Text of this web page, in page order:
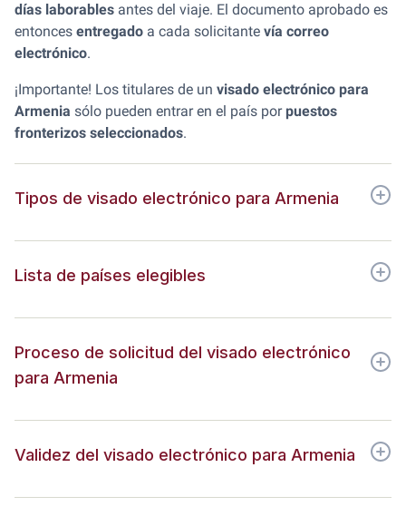
días laborables antes del viaje. El documento aprobado es
entonces entregado a cada solicitante vía correo
electrónico.
¡Importante! Los titulares de un visado electrónico para
Armenia sólo pueden entrar en el país por puestos
fronterizos seleccionados.
Tipos de visado electrónico para Armenia
Lista de países elegibles
Proceso de solicitud del visado electrónico
para Armenia
Validez del visado electrónico para Armenia